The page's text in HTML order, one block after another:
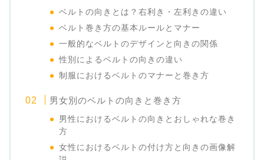
ベルトの向きとは？右利き・左利きの違い
ベルト巻き方の基本ルールとマナー
一般的なベルトのデザインと向きの関係
性別によるベルトの向きの違い
制服におけるベルトのマナーと巻き方
男女別のベルトの向きと巻き方
男性におけるベルトの向きとおしゃれな巻き
方
女性におけるベルトの付け方と向きの画像解